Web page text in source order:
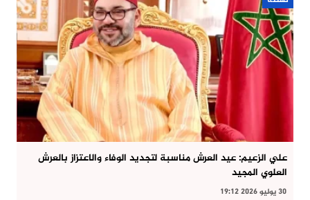
علي الزعيم: عيد العرش مناسبة لتجديد الوفاء والاعتزاز بالعرش
العلوي المجيد
30 يوليو 2026 19:12